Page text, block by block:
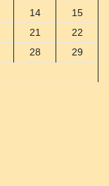
14
15
21
22
28
29